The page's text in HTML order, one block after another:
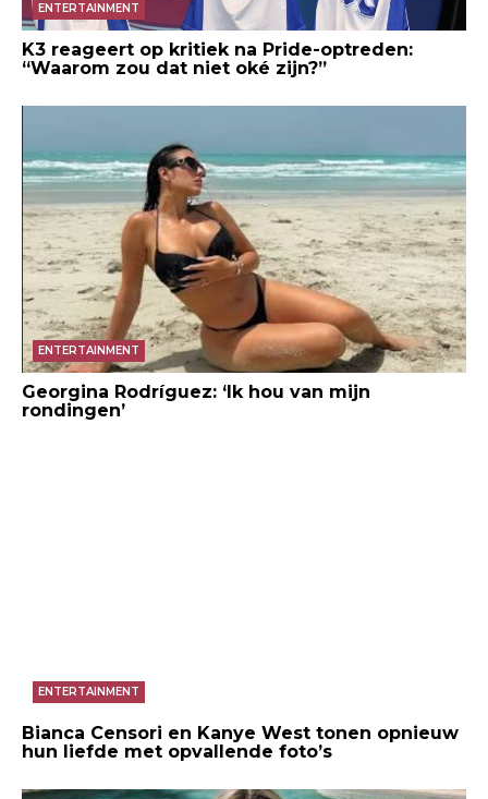
ENTERTAINMENT
K3 reageert op kritiek na Pride-optreden:
“Waarom zou dat niet oké zijn?”
ENTERTAINMENT
Georgina Rodríguez: ‘Ik hou van mijn
rondingen’
ENTERTAINMENT
Bianca Censori en Kanye West tonen opnieuw
hun liefde met opvallende foto’s